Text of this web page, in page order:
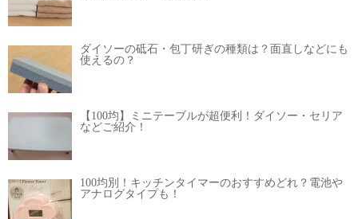
ダイソーの砥石・包丁研ぎの種類は？面直しなどにも
使えるの？
【100均】ミニテーブルが超便利！ダイソー・セリア
などご紹介！
100均別！キッチンタイマーのおすすめどれ？電池や
アナログタイプも！